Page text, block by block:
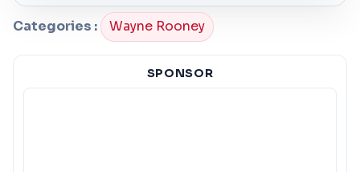
Categories : Wayne Rooney
SPONSOR